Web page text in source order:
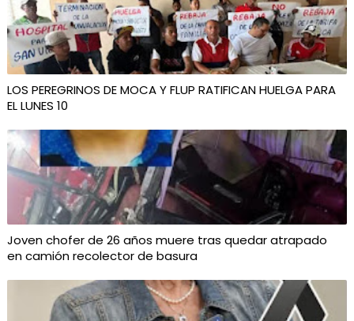
LOS PEREGRINOS DE MOCA Y FLUP RATIFICAN HUELGA PARA
EL LUNES 10
Joven chofer de 26 años muere tras quedar atrapado
en camión recolector de basura